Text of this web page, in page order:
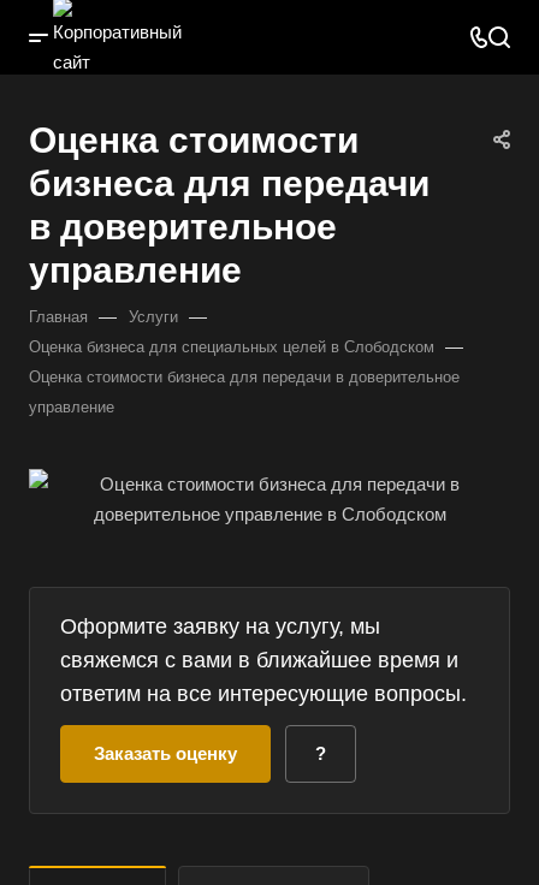
Оценка стоимости
бизнеса для передачи
в доверительное
управление
Главная — Услуги —
Оценка бизнеса для специальных целей в Слободском —
Оценка стоимости бизнеса для передачи в доверительное
управление
Оформите заявку на услугу, мы
свяжемся с вами в ближайшее время и
ответим на все интересующие вопросы.
Заказать оценку ?